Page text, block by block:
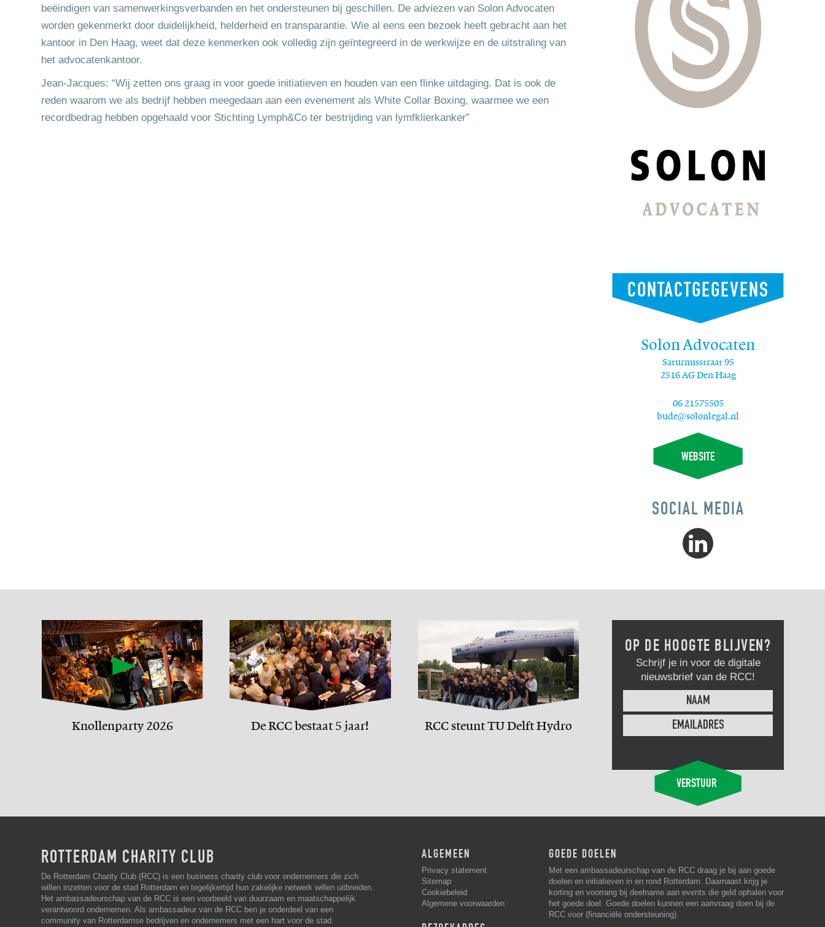
beëindigen van samenwerkingsverbanden en het ondersteunen bij geschillen. De adviezen van Solon Advocaten
worden gekenmerkt door duidelijkheid, helderheid en transparantie. Wie al eens een bezoek heeft gebracht aan het
kantoor in Den Haag, weet dat deze kenmerken ook volledig zijn geïntegreerd in de werkwijze en de uitstraling van
het advocatenkantoor.
Jean-Jacques: “Wij zetten ons graag in voor goede initiatieven en houden van een flinke uitdaging. Dat is ook de
reden waarom we als bedrijf hebben meegedaan aan een evenement als White Collar Boxing, waarmee we een
recordbedrag hebben opgehaald voor Stichting Lymph&Co ter bestrijding van lymfklierkanker”
CONTACTGEGEVENS
Solon Advocaten
Saturnusstraat 95
2516 AG Den Haag
06 21575505
bude@solonlegal.nl
WEBSITE
SOCIAL MEDIA
Volg
Solon
LinkedIn
Knollenparty 2026 De RCC bestaat 5 jaar!
RCC steunt TU Delft Hydro
OP DE HOOGTE BLIJVEN?
Schrijf je in voor de digitale
nieuwsbrief van de RCC!
ROTTERDAM CHARITY CLUB
De Rotterdam Charity Club (RCC) is een business charity club voor ondernemers die zich
willen inzetten voor de stad Rotterdam en tegelijkertijd hun zakelijke netwerk willen uitbreiden.
Het ambassadeurschap van de RCC is een voorbeeld van duurzaam en maatschappelijk
verantwoord ondernemen. Als ambassadeur van de RCC ben je onderdeel van een
community van Rotterdamse bedrijven en ondernemers met een hart voor de stad.
ALGEMEEN
Privacy statement
Sitemap
Cookiebeleid
Algemene voorwaarden
GOEDE DOELEN
Met een ambassadeurschap van de RCC draag je bij aan goede
doelen en initiatieven in en rond Rotterdam. Daarnaast krijg je
korting en voorrang bij deelname aan events die geld ophalen voor
het goede doel. Goede doelen kunnen een aanvraag doen bij de
RCC voor (financiële ondersteuning).